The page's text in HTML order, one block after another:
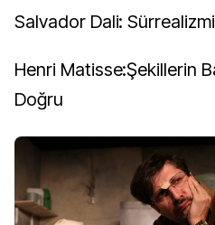
Salvador Dali:
Henri Matisse:Şekillerin
Doğru